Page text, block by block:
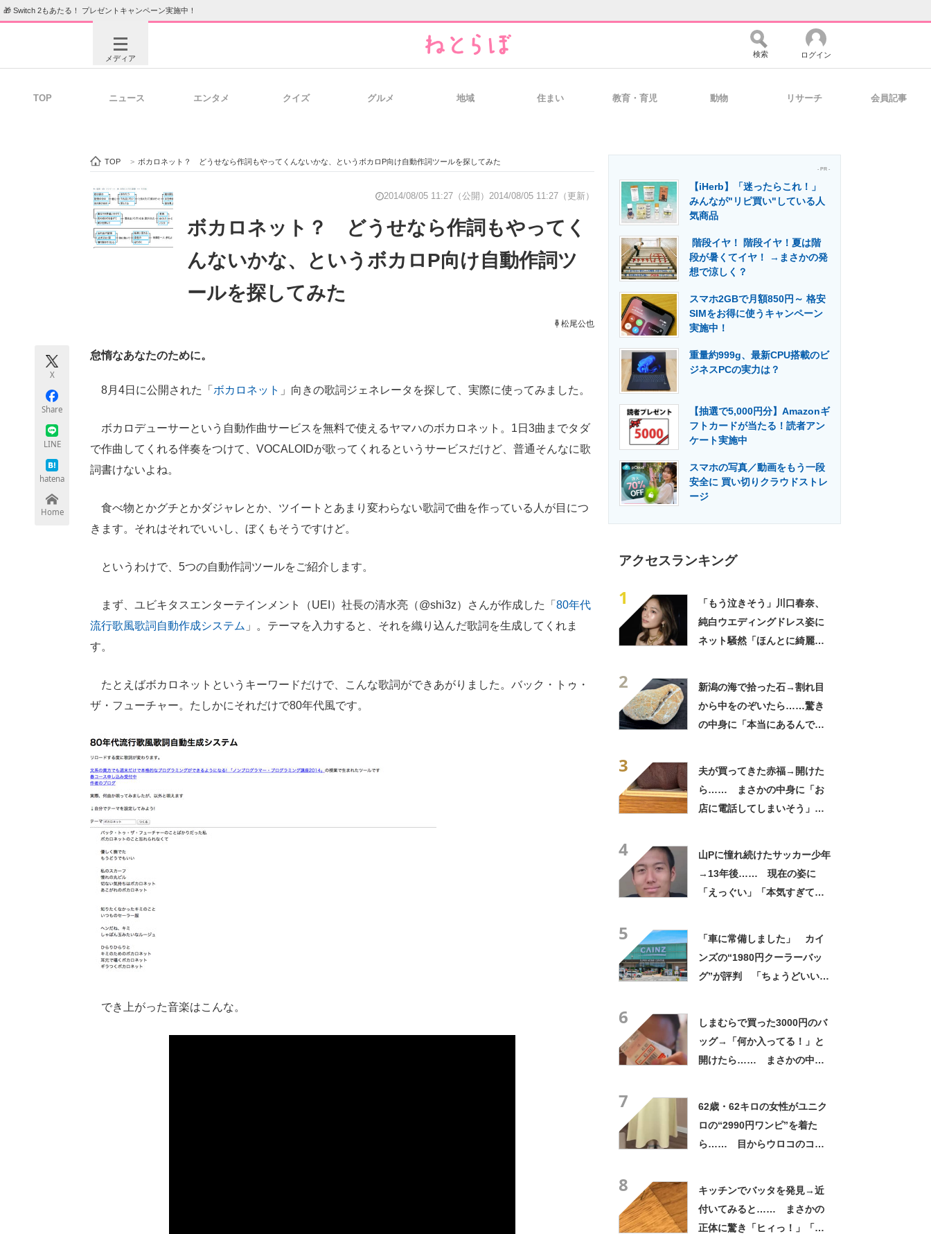
🎁 Switch 2もあたる！ プレゼントキャンペーン実施中！
メディア
ビジネスと働き方のヒント 経営リーダーのコミュニティ マーケ×ITの今がよく分かる
ITエンジニア向け専門サイト 企業向けIT製品の総合サイト IT製品の技術・比較・事例 製造業のIT導入・活用を支援
エネルギーの専門メディア 建設×テクノロジーの最前線
ちょっと気になるネットの話題
検索 ログイン
TOP ニュース エンタメ クイズ グルメ 地域 住まい 教育・育児 動物 リサーチ 会員記事
TOP > ボカロネット？ どうせなら作詞もやってくんないかな、というボカロP向け自動作詞ツールを探してみた
2014/08/05 11:27（公開） 2014/08/05 11:27（更新）
ボカロネット？ どうせなら作詞もやってく
んないかな、というボカロP向け自動作詞ツ
ールを探してみた
松尾公也
X
Share
LINE
hatena
Home
怠惰なあなたのために。
8月4日に公開された「 ボカロネット 」向きの歌詞ジェネレータを探して、実際に使ってみました。
ボカロデューサーという自動作曲サービスを無料で使えるヤマハのボカロネット。1日3曲までタダ
で作曲してくれる伴奏をつけて、VOCALOIDが歌ってくれるというサービスだけど、普通そんなに歌
詞書けないよね。
食べ物とかグチとかダジャレとか、ツイートとあまり変わらない歌詞で曲を作っている人が目につ
きます。それはそれでいいし、ぼくもそうですけど。
というわけで、5つの自動作詞ツールをご紹介します。
まず、ユビキタスエンターテインメント（UEI）社長の清水亮（@shi3z）さんが作成した「 80年代
流行歌風歌詞自動作成システム 」。テーマを入力すると、それを織り込んだ歌詞を生成してくれま
す。
たとえばボカロネットというキーワードだけで、こんな歌詞ができあがりました。バック・トゥ・
ザ・フューチャー。たしかにそれだけで80年代風です。
でき上がった音楽はこんな。
- PR -
【iHerb】「迷ったらこれ！」
みんなが"リピ買い"している人
気商品
階段イヤ！ 階段イヤ！夏は階
段が暑くてイヤ！ →まさかの発
想で涼しく？
スマホ2GBで月額850円～ 格安
SIMをお得に使うキャンペーン
実施中！
重量約999g、最新CPU搭載のビ
ジネスPCの実力は？
【抽選で5,000円分】Amazonギ
フトカードが当たる！読者アン
ケート実施中
スマホの写真／動画をもう一段
安全に 買い切りクラウドストレ
ージ
アクセスランキング
1
「もう泣きそう」川口春奈、
純白ウエディングドレス姿に
ネット騒然「ほんとに綺麗」
2
新潟の海で拾った石→割れ目
から中をのぞいたら……驚き
の中身に「本当にあるんです
3
夫が買ってきた赤福→開けた
ら…… まさかの中身に「お
店に電話してしまいそう」
4
山Pに憧れ続けたサッカー少年
→13年後…… 現在の姿に
「えっぐい」「本気すぎて尊
5
「車に常備しました」 カイ
ンズの“1980円クーラーバッ
グ”が評判 「ちょうどいい大
6
しまむらで買った3000円のバ
ッグ→「何か入ってる！」と
開けたら…… まさかの中身
7
62歳・62キロの女性がユニク
ロの“2990円ワンピ”を着た
ら…… 目からウロコのコー
8
キッチンでバッタを発見→近
付いてみると…… まさかの
正体に驚き「ヒィっ！」「心